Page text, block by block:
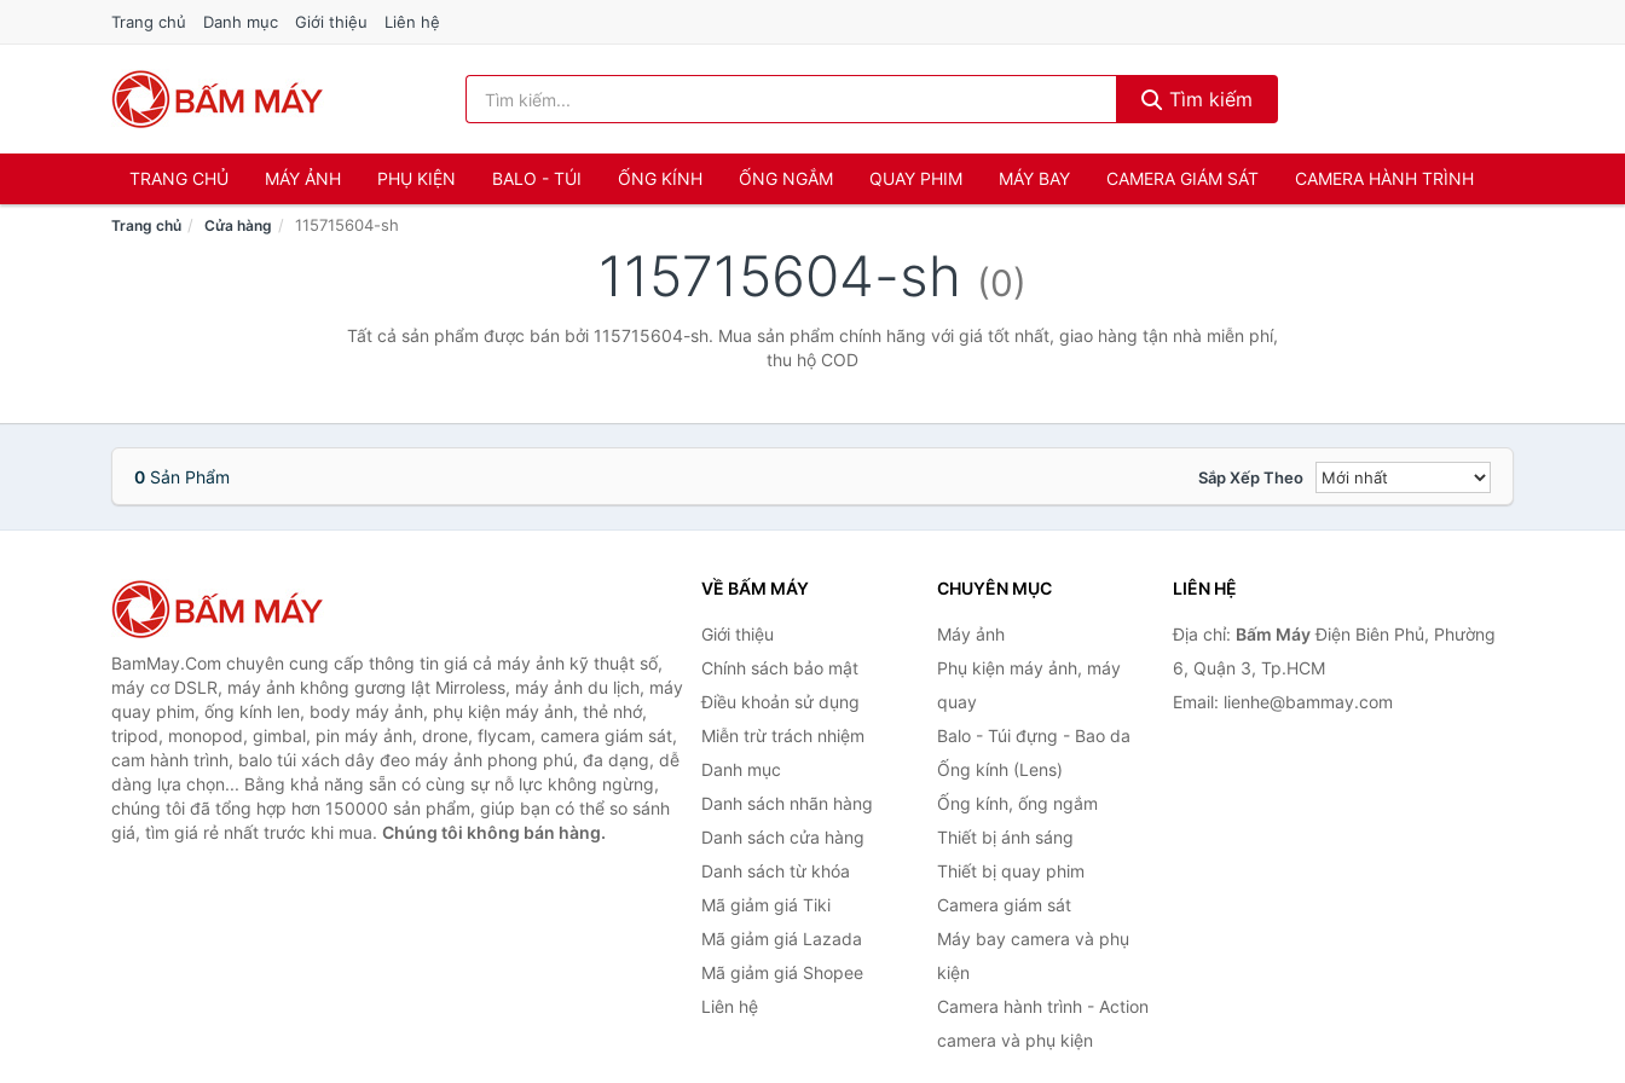
Trang chủ Danh mục Giới thiệu Liên hệ
Tìm kiếm
TRANG CHỦ MÁY ẢNH PHỤ KIỆN BALO - TÚI ỐNG KÍNH ỐNG NGẮM QUAY PHIM MÁY BAY CAMERA GIÁM SÁT CAMERA HÀNH TRÌNH
Trang chủ Cửa hàng 115715604-sh
115715604-sh (0)
Tất cả sản phẩm được bán bởi 115715604-sh. Mua sản phẩm chính hãng với giá tốt nhất, giao hàng tận nhà miễn phí,
thu hộ COD
0 Sản Phẩm Sắp Xếp Theo
BamMay.Com chuyên cung cấp thông tin giá cả máy ảnh kỹ thuật số,
máy cơ DSLR, máy ảnh không gương lật Mirroless, máy ảnh du lịch, máy
quay phim, ống kính len, body máy ảnh, phụ kiện máy ảnh, thẻ nhớ,
tripod, monopod, gimbal, pin máy ảnh, drone, flycam, camera giám sát,
cam hành trình, balo túi xách dây đeo máy ảnh phong phú, đa dạng, dễ
dàng lựa chọn... Bằng khả năng sẵn có cùng sự nỗ lực không ngừng,
chúng tôi đã tổng hợp hơn 150000 sản phẩm, giúp bạn có thể so sánh
giá, tìm giá rẻ nhất trước khi mua. Chúng tôi không bán hàng.
VỀ BẤM MÁY
Giới thiệu
Chính sách bảo mật
Điều khoản sử dụng
Miễn trừ trách nhiệm
Danh mục
Danh sách nhãn hàng
Danh sách cửa hàng
Danh sách từ khóa
Mã giảm giá Tiki
Mã giảm giá Lazada
Mã giảm giá Shopee
Liên hệ
CHUYÊN MỤC
Máy ảnh
Phụ kiện máy ảnh, máy
quay
Balo - Túi đựng - Bao da
Ống kính (Lens)
Ống kính, ống ngắm
Thiết bị ánh sáng
Thiết bị quay phim
Camera giám sát
Máy bay camera và phụ
kiện
Camera hành trình - Action
camera và phụ kiện
LIÊN HỆ
Địa chỉ: Bấm MáyĐiện Biên Phủ, Phường
6, Quận 3, Tp.HCM
Email: lienhe@bammay.com